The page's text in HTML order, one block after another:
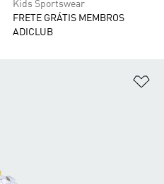
Kids Sportswear
FRETE GRÁTIS MEMBROS
ADICLUB